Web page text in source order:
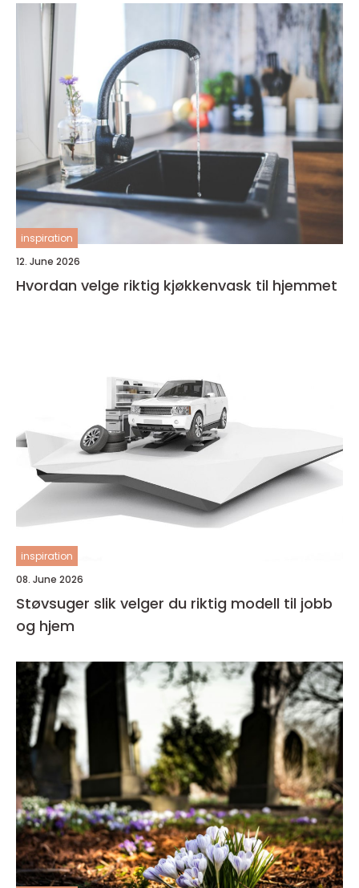
inspiration
12. June 2026
Hvordan velge riktig kjøkkenvask til hjemmet
inspiration
08. June 2026
Støvsuger slik velger du riktig modell til jobb
og hjem